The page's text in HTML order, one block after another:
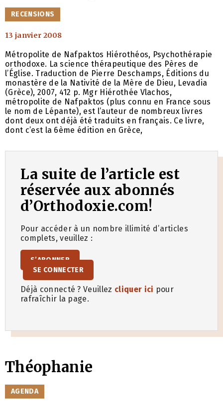
CATÉGORIES
RECENSIONS
13 janvier 2008
Métropolite de Nafpaktos Hiérothéos, Psychothérapie
orthodoxe. La science thérapeutique des Pères de
l’Église. Traduction de Pierre Deschamps, Éditions du
monastère de la Nativité de la Mère de Dieu, Levadia
(Grèce), 2007, 412 p. Mgr Hiérothée Vlachos,
métropolite de Nafpaktos (plus connu en France sous
le nom de Lépante), est l’auteur de nombreux livres
dont deux ont déjà été traduits en français. Ce livre,
dont c’est la 6ème édition en Grèce,
La suite de l’article est
réservée aux abonnés
d’Orthodoxie.com!
Pour accéder à un nombre illimité d’articles
complets, veuillez :
S’ABONNER
SE CONNECTER
Déjà connecté ? Veuillez cliquer ici pour
rafraîchir la page.
Théophanie
CATÉGORIES
AGENDA